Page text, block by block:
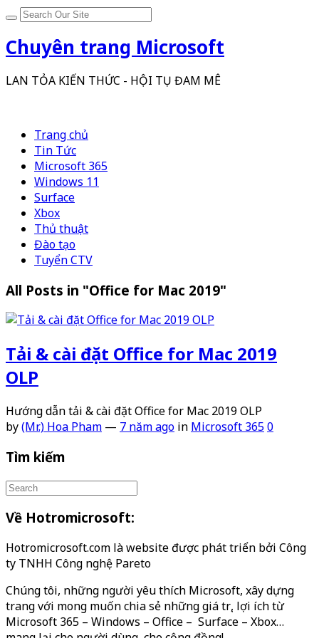
Chuyên trang Microsoft
LAN TỎA KIẾN THỨC - HỘI TỤ ĐAM MÊ
Trang chủ
Tin Tức
Microsoft 365
Windows 11
Surface
Xbox
Thủ thuật
Đào tạo
Tuyển CTV
All Posts in "Office for Mac 2019"
Tải & cài đặt Office for Mac 2019
OLP
Hướng dẫn tải & cài đặt Office for Mac 2019 OLP
by(Mr.) Hoa Pham — 7 năm ago in Microsoft 3650
Tìm kiếm
Về Hotromicrosoft:
Hotromicrosoft.com là website được phát triển bởi Công
ty TNHH Công nghệ Pareto
Chúng tôi, những người yêu thích Microsoft, xây dựng
trang với mong muốn chia sẻ những giá trị, lợi ích từ
Microsoft 365 – Windows – Office – Surface – Xbox…